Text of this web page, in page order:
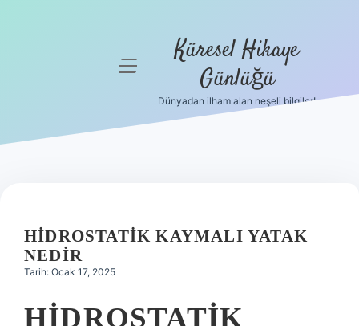
Hakkımızda
menüyü
Küresel Hikaye
Günlüğü
Dünyadan ilham alan neşeli bilgiler!
HIDROSTATIK KAYMALI YATAK
NEDIR
Tarih: Ocak 17, 2025
HIDROSTATIK